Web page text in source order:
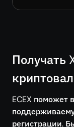
Получать
ECEX поможет
регистрации.